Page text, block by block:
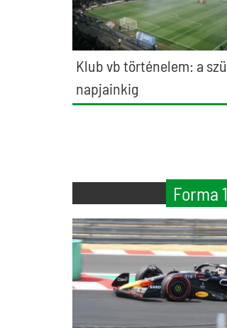
Klub vb történelem: a
napjainkig
Forma 1